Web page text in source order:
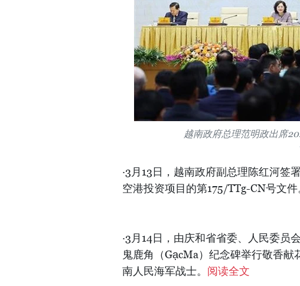
越南政府总理范明政出席
·3月13日，越南政府副总理陈红河签
空港投资项目的第175/TTg-CN号文件
·3月14日，由庆和省省委、人民委员
鬼鹿角（GạcMa）纪念碑举行敬香
南人民海军战士。 阅读全文